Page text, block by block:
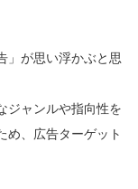
」が思い浮かぶと思
ジャンルや指向性を
め、広告ターゲット